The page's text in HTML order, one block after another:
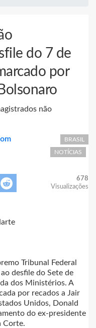
do 7 de
por
não
BRASIL
NOTÍCIAS
Reddit
678
Visualizações
Tribunal Federal
desfile do Sete de
dos Ministérios. A
por recados a Jair
Unidos, Donald
do ex-presidente
Corte.